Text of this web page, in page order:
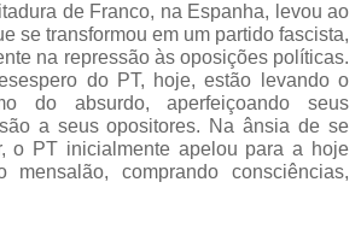
de Franco, na Espanha, levou ao
se transformou em um partido fascista,
na repressão às oposições políticas.
do PT, hoje, estão levando o
do absurdo, aperfeiçoando seus
a seus opositores. Na ânsia de se
o PT inicialmente apelou para a hoje
mensalão, comprando consciências,